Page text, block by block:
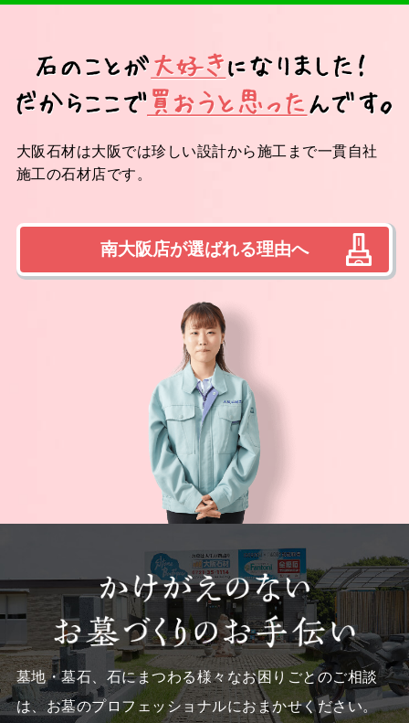
大阪石材は大阪では珍しい設計から施工まで一貫自社
施工の石材店です。
南大阪店が選ばれる理由へ
墓地・墓石、石にまつわる様々なお困りごとのご相談
は、お墓のプロフェッショナルにおまかせください。